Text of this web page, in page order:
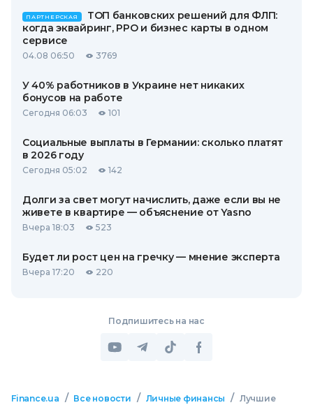
ПАРТНЕРСКАЯ
ТОП банковских решений для ФЛП:
когда эквайринг, РРО и бизнес карты в одном
сервисе
04.08 06:50 3769
У 40% работников в Украине нет никаких
бонусов на работе
Сегодня 06:03 101
Социальные выплаты в Германии: сколько платят
в 2026 году
Сегодня 05:02 142
Долги за свет могут начислить, даже если вы не
живете в квартире — объяснение от Yasno
Вчера 18:03 523
Будет ли рост цен на гречку — мнение эксперта
Вчера 17:20 220
Подпишитесь на нас
Finance.ua / Все новости / Личные финансы / Лучшие